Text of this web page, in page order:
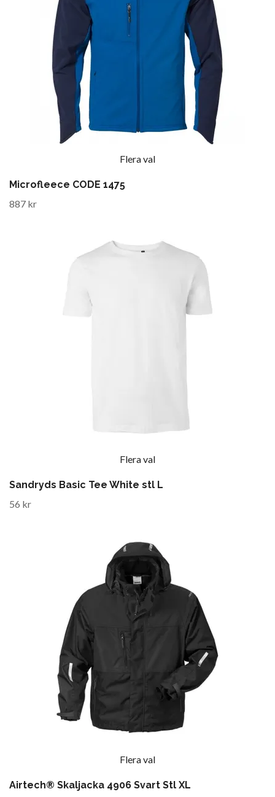
Flera val
Microfleece CODE 1475
887 kr
Flera val
Sandryds Basic Tee White stl L
56 kr
Flera val
Airtech® Skaljacka 4906 Svart Stl XL